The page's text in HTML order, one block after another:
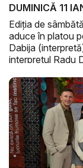
DUMINICĂ 11
Ediția de
aduce în platou
Dabija
interpretul Radu